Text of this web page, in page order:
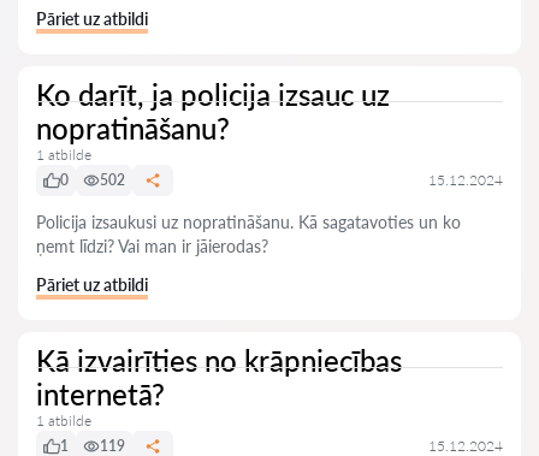
Pāriet uz atbildi
Ko darīt, ja policija izsauc uz
nopratināšanu?
1 atbilde
0
502 15.12.2024
Policija izsaukusi uz nopratināšanu. Kā sagatavoties un ko
ņemt līdzi? Vai man ir jāierodas?
Pāriet uz atbildi
Kā izvairīties no krāpniecības
internetā?
1 atbilde
1
119 15.12.2024